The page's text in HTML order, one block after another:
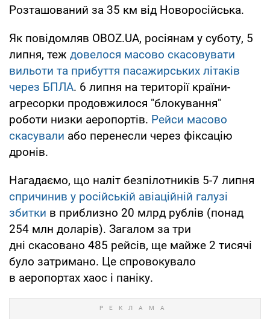
Розташований за 35 км від Новоросійська.
Як повідомляв OBOZ.UA, росіянам у суботу, 5
липня, теж довелося масово скасовувати
вильоти та прибуття пасажирських літаків
через БПЛА. 6 липня на території країни-
агресорки продовжилося "блокування"
роботи низки аеропортів. Рейси масово
скасували або перенесли через фіксацію
дронів.
Нагадаємо, що наліт безпілотників 5-7 липня
спричинив у російській авіаційній галузі
збитки в приблизно 20 млрд рублів (понад
254 млн доларів). Загалом за три
дні скасовано 485 рейсів, ще майже 2 тисячі
було затримано. Це спровокувало
в аеропортах хаос і паніку.